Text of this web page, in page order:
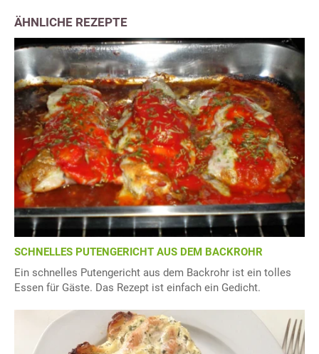
ÄHNLICHE REZEPTE
SCHNELLES PUTENGERICHT AUS DEM BACKROHR
Ein schnelles Putengericht aus dem Backrohr ist ein tolles
Essen für Gäste. Das Rezept ist einfach ein Gedicht.